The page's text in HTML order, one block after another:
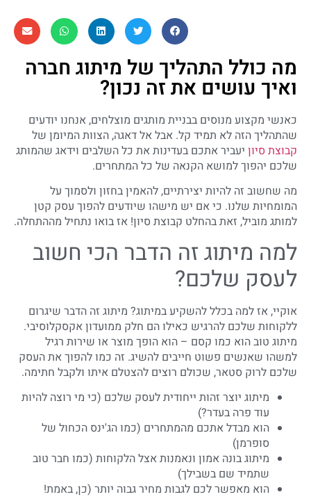
מה כולל התהליך של מיתוג חברה
ואיך עושים את זה נכון?
כאנשי מקצוע מנוסים בבניית מותגים מוצלחים, אנחנו יודעים
שהתהליך הזה לא תמיד קל. אבל אל דאגה, הצוות המיומן של
קבוצת סיון יעביר אתכם בעדינות את כל השלבים וידאג שהמותג
שלכם יהפוך למושא הקנאה של כל המתחרים.
מה שחשוב זה להיות יצירתיים, להאמין בחזון ולסמוך על
המומחיות שלנו. כי אם יש מישהו שיודעים להפוך עסק קטן
למותג מוביל, זאת בהחלט קבוצת סיון! אז בואו נתחיל מההתחלה.
למה מיתוג זה הדבר הכי חשוב
לעסק שלכם?
אוקיי, אז למה בכלל להשקיע במיתוג? מיתוג זה הדבר שיגרום
ללקוחות שלכם להרגיש כאילו הם חלק ממועדון אקסקלוסיבי.
מיתוג טוב הוא כמו קסם – הוא הופך מוצר או שירות רגיל
למשהו שאנשים פשוט חייבים להשיג. זה כמו להפוך את העסק
שלכם לרוק סטאר, שכולם רוצים להצטלם איתו ולקבל חתימה.
מיתוג יוצר זהות ייחודית לעסק שלכם (כי מי רוצה להיות
עוד פרה בעדר?)
הוא מבדל אתכם מהמתחרים (כמו הג'ינס הכחול של
סופרמן)
מיתוג בונה אמון ונאמנות אצל הלקוחות (כמו חבר טוב
שתמיד שם בשבילך)
הוא מאפשר לכם לגבות מחיר גבוה יותר (כן, באמת!